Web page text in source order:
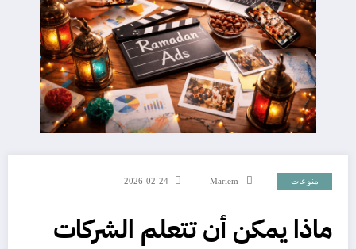
منوعات Mariem
2026-02-24
ماذا يمكن أن تتعلم الشركات